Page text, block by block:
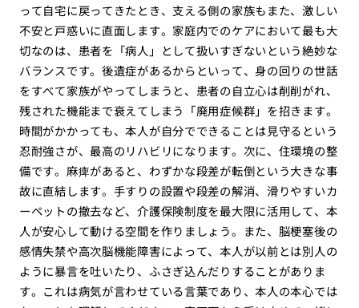
って自宅に戻ってきたとき、支える側の家族もまた、激しい
不安と戸惑いに直面します。家庭内でのケアにおいて最も大
切なのは、患者を「病人」として扱いすぎないという絶妙な
バランスです。後遺症があるからといって、身の回りの世話
をすべて家族がやってしまうと、患者の自立心は削削がれ、
残された機能まで衰えてしまう「廃用症候群」を招きます。
時間がかかっても、本人が自分でできることは見守るという
忍耐強さが、最高のリハビリになります。次に、住環境の整
備です。麻痺があると、わずかな段差が転倒という大きな事
故に直結します。手すりの設置や段差の解消、滑りやすいカ
ーペットの撤去など、介護保険制度を最大限に活用して、本
人が安心して動ける空間を作りましょう。また、脳梗塞後の
感情失禁や高次脳機能障害によって、本人が以前とは別人の
ように暴言を吐いたり、ふさぎ込んだりすることがありま
す。これは病気が言わせている言葉であり、本人の本心では